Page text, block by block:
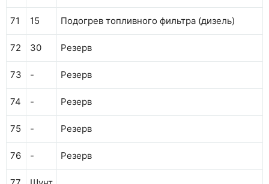
71 15 Подогрев топливного фильтра (дизель)
72 30 Резерв
73 - Резерв
74 - Резерв
75 - Резерв
76 - Резерв